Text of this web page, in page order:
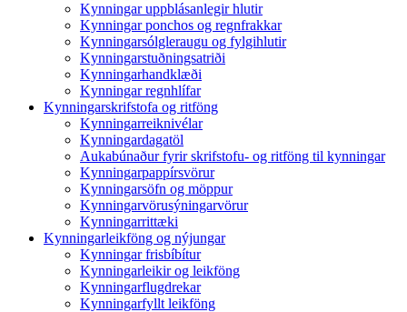
Kynningar uppblásanlegir hlutir
Kynningar ponchos og regnfrakkar
Kynningarsólgleraugu og fylgihlutir
Kynningarstuðningsatriði
Kynningarhandklæði
Kynningar regnhlífar
Kynningarskrifstofa og ritföng
Kynningarreiknivélar
Kynningardagatöl
Aukabúnaður fyrir skrifstofu- og ritföng til kynningar
Kynningarpappírsvörur
Kynningarsöfn og möppur
Kynningarvörusýningarvörur
Kynningarrittæki
Kynningarleikföng og nýjungar
Kynningar frisbíbítur
Kynningarleikir og leikföng
Kynningarflugdrekar
Kynningarfyllt leikföng